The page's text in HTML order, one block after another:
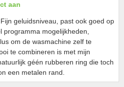
aan
geluidsniveau, past ook goed op
programma mogelijkheden,
om de wasmachine zelf te
te combineren is met mijn
géén rubberen ring die toch
een metalen rand.